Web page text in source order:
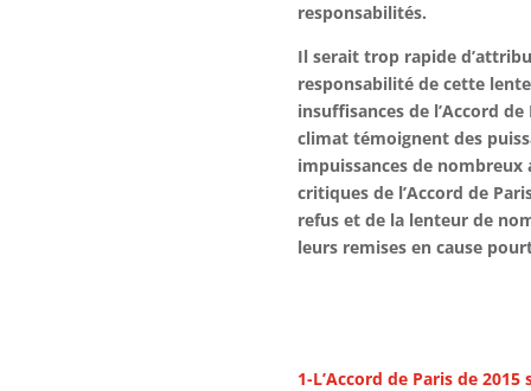
responsabilités.
Il serait trop rapide
responsabilité de cette
insuffisances de l’Accord
climat témoignent des
impuissances de nombreux
critiques de l’Accord de
refus et de la lenteur de
leurs remises en cause
1-L’Accord de Paris de